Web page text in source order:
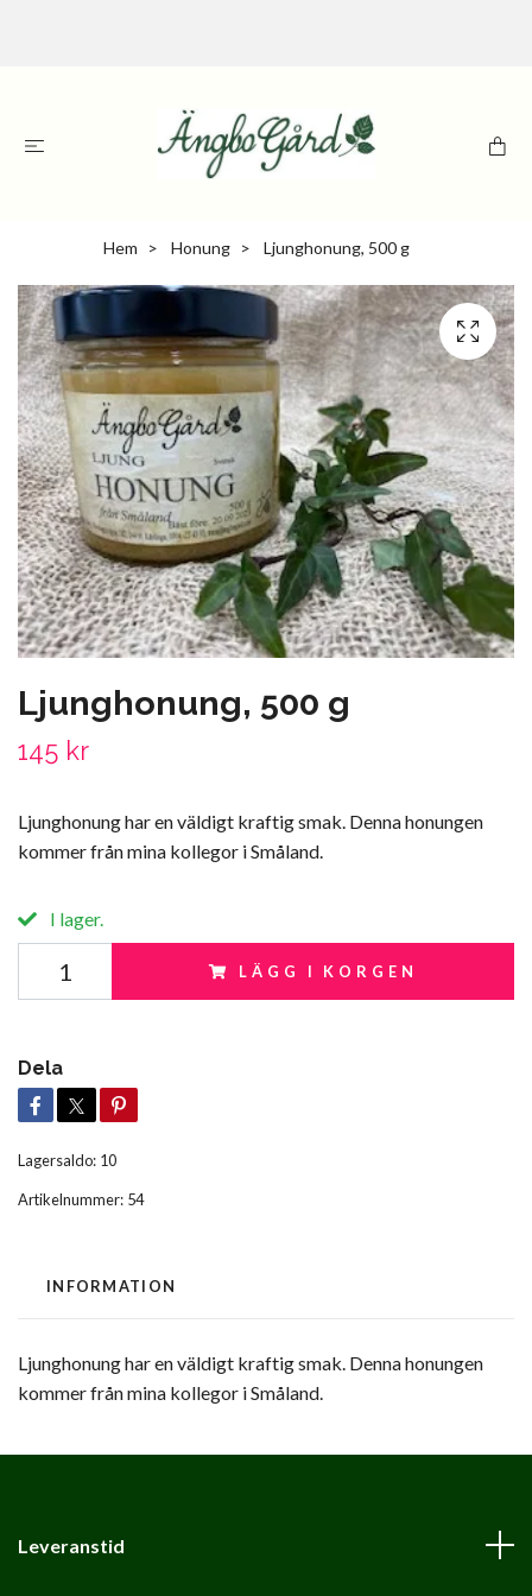
Hem Honung Ljunghonung, 500 g
Ljunghonung, 500 g
145 kr
Ljunghonung har en väldigt kraftig smak. Denna honungen
kommer från mina kollegor i Småland.
I lager.
LÄGG I KORGEN
Dela
Lagersaldo: 10
Artikelnummer: 54
INFORMATION
Ljunghonung har en väldigt kraftig smak. Denna honungen
kommer från mina kollegor i Småland.
Leveranstid